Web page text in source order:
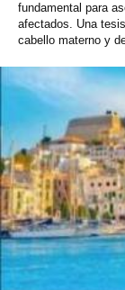
fundamental para
afectados. Una
cabello materno y